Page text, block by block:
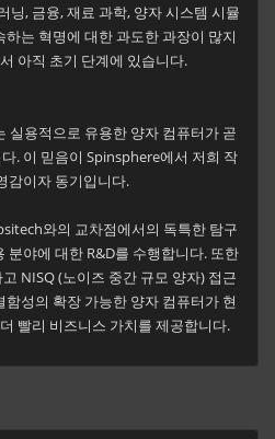
닝, 금융, 재료 과학, 양자 시스템 시뮬
는 혁명에 대한 과도한 과장이 많지
아직 초기 단계에 있습니다.
실용적으로 유용한 양자 컴퓨터가 곧
. 이 믿음이 Spinsphere에서 저희 작
감이자 동기입니다.
와의 교차점에서의 독특한 탐구
분야에 대한 R&D를 수행합니다. 또한
NISQ(노이즈 중간 규모 양자) 접근
성의 확장 가능한 양자 컴퓨터가 현
빨리 비즈니스 가치를 제공합니다.